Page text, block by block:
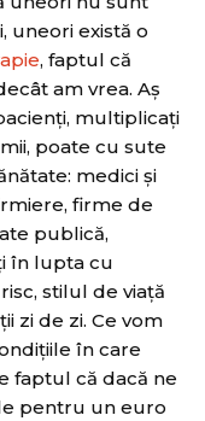
uneori există o
, faptul că
am vrea. Aș
multiplicați
poate cu sute
medici și
firme de
publică,
în lupta cu
stilul de viață
zi de zi. Ce vom
în care
faptul că dacă ne
pentru un euro